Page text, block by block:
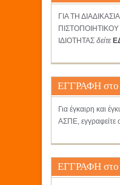
ΓΙΑ ΤΗ
ΙΔΙΟΤΗΤΑΣ δείτε
ΕΓΓΡΑΦΗ
Για έγκαιρη και
ΑΣΠΕ, εγγραφείτε
ΕΓΓΡΑΦΗ